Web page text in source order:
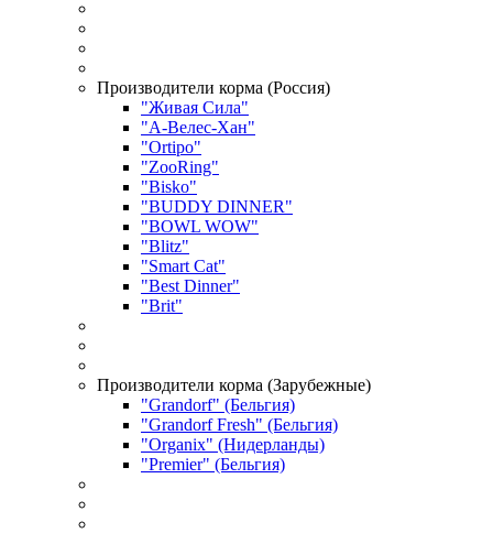
Производители корма (Россия)
"Живая Сила"
"А-Велес-Хан"
"Ortipo"
"ZooRing"
"Bisko"
"BUDDY DINNER"
"BOWL WOW"
"Blitz"
"Smart Cat"
"Best Dinner"
"Brit"
Производители корма (Зарубежные)
"Grandorf" (Бельгия)
"Grandorf Fresh" (Бельгия)
"Organix" (Нидерланды)
"Premier" (Бельгия)